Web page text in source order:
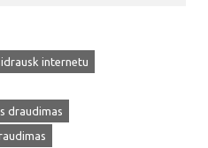
internetu
draudimas